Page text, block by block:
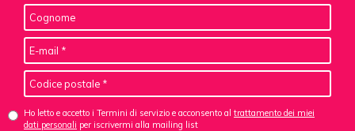
Ho letto e accetto i Termini di servizio e acconsento al trattamento dei miei
dati personali per iscrivermi alla mailing list